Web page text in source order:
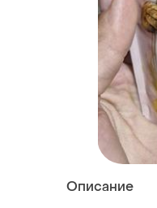
Описание